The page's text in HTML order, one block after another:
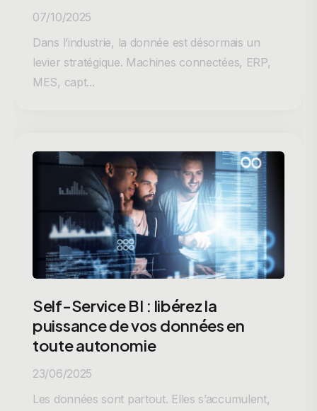
07/10/2025
Dans l’industrie, la donnée est désormais un
levier stratégique. Machines connectées, ERP,
MES, capt...
Self-Service BI : libérez la
puissance de vos données en
toute autonomie
23/06/2025
Les données sont partout. Elles s’accumulent,